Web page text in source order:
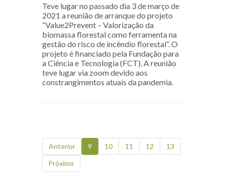
Teve lugar no passado dia 3 de março de
2021 a reunião de arranque do projeto
“Value2Prevent – Valorização da
biomassa florestal como ferramenta na
gestão do risco de incêndio florestal“. O
projeto é financiado pela Fundação para
a Ciência e Tecnologia (FCT). A reunião
teve lugar via zoom devido aos
constrangimentos atuais da pandemia.
Anterior 9 10 11 12
13
Próximo